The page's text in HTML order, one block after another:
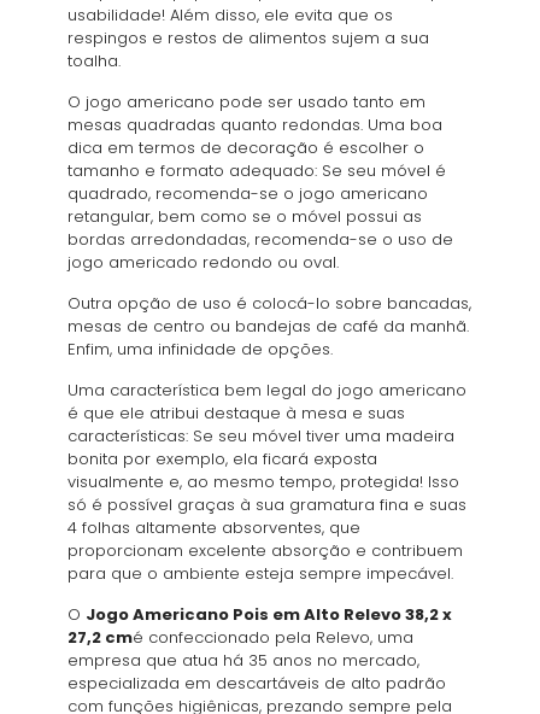
usabilidade! Além disso, ele evita que os
respingos e restos de alimentos sujem a sua
toalha.
O jogo americano pode ser usado tanto em
mesas quadradas quanto redondas. Uma boa
dica em termos de decoração é escolher o
tamanho e formato adequado: Se seu móvel é
quadrado, recomenda-se o jogo americano
retangular, bem como se o móvel possui as
bordas arredondadas, recomenda-se o uso de
jogo americado redondo ou oval.
Outra opção de uso é colocá-lo sobre bancadas,
mesas de centro ou bandejas de café da manhã.
Enfim, uma infinidade de opções.
Uma característica bem legal do jogo americano
é que ele atribui destaque à mesa e suas
características: Se seu móvel tiver uma madeira
bonita por exemplo, ela ficará exposta
visualmente e, ao mesmo tempo, protegida! Isso
só é possível graças à sua gramatura fina e suas
4 folhas altamente absorventes, que
proporcionam excelente absorção e contribuem
para que o ambiente esteja sempre impecável.
O Jogo Americano Pois em Alto Relevo 38,2 x
27,2 cmé confeccionado pela Relevo, uma
empresa que atua há 35 anos no mercado,
especializada em descartáveis de alto padrão
com funções higiênicas, prezando sempre pela